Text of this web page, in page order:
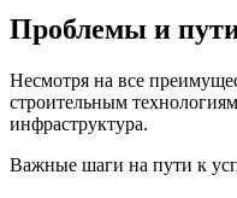
Проблемы и
Несмотря на все
строительным
инфраструктура.
Важные шаги на пути к